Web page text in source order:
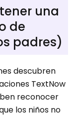
una
de
padres)
descubren
TextNow
reconocer
los niños no